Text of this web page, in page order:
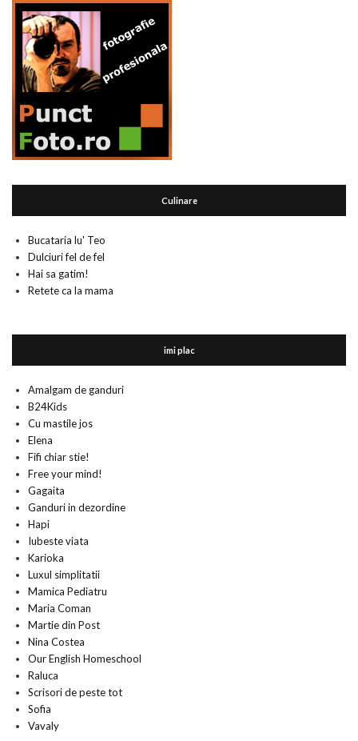
Culinare
Bucataria lu' Teo
Dulciuri fel de fel
Hai sa gatim!
Retete ca la mama
imi plac
Amalgam de ganduri
B24Kids
Cu mastile jos
Elena
Fifi chiar stie!
Free your mind!
Gagaita
Ganduri in dezordine
Hapi
Iubeste viata
Karioka
Luxul simplitatii
Mamica Pediatru
Maria Coman
Martie din Post
Nina Costea
Our English Homeschool
Raluca
Scrisori de peste tot
Sofia
Vavaly